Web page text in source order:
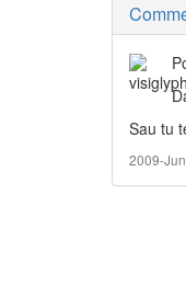
Sau tu
2009-